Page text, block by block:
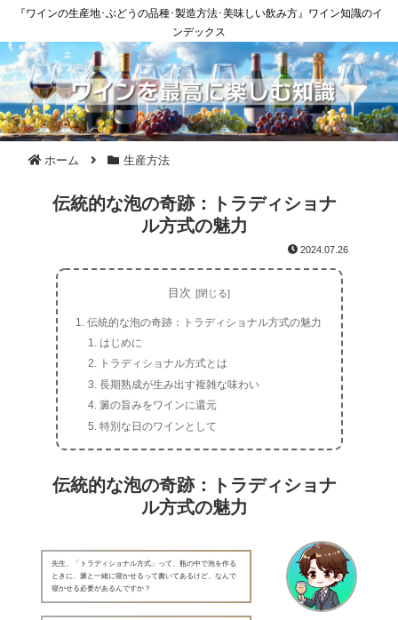
『ワインの生産地･ぶどうの品種･製造方法･美味しい飲み方』ワイン知識のイ
ンデックス
ホーム 生産方法
伝統的な泡の奇跡：トラディショナ
ル方式の魅力
2024.07.26
目次
伝統的な泡の奇跡：トラディショナル方式の魅力
はじめに
トラディショナル方式とは
長期熟成が生み出す複雑な味わい
澱の旨みをワインに還元
特別な日のワインとして
伝統的な泡の奇跡：トラディショナ
ル方式の魅力
先生、「トラディショナル方式」って、瓶の中で泡を作る
ときに、澱と一緒に寝かせるって書いてあるけど、なんで
寝かせる必要があるんですか？